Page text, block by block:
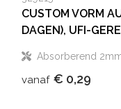
CUSTOM VORM
DAGEN), UFI-
Absorberend
vanaf € 0,29